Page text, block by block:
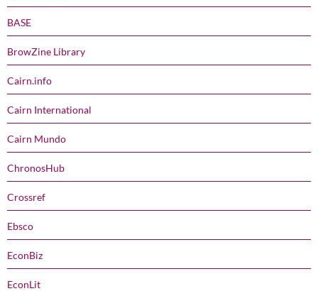
BASE
BrowZine Library
Cairn.info
Cairn International
Cairn Mundo
ChronosHub
Crossref
Ebsco
EconBiz
EconLit